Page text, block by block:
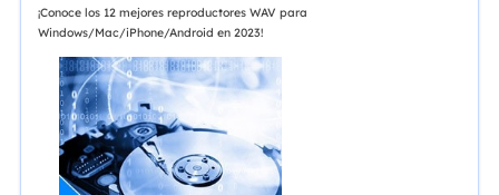
¡Conoce los 12 mejores reproductores WAV para
Windows/Mac/iPhone/Android en 2023!